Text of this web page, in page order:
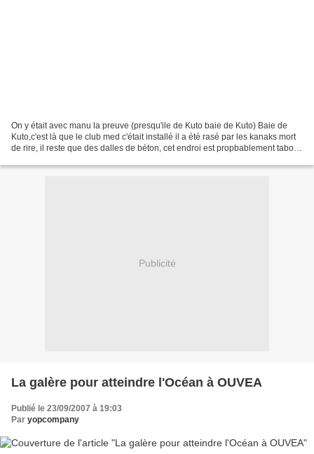
On y était avec manu la preuve (presqu'ile de Kuto baie de Kuto) Baie de
Kuto,c'est là que le club med c'était installé il a été rasé par les kanaks mort
de rire, il reste que des dalles de béton, cet endroi est propbablement tabou,
Publicité
La galère pour atteindre l'Océan à OUVEA
Publié le 23/09/2007 à 19:03
Par yopcompany